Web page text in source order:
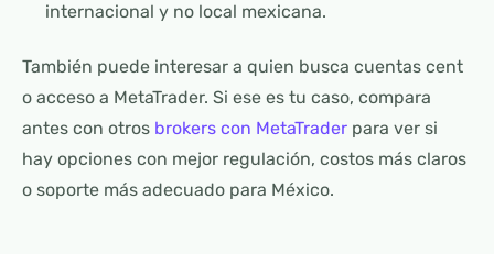
internacional y no local mexicana.
También puede interesar a quien busca cuentas cent
o acceso a MetaTrader. Si ese es tu caso, compara
antes con otros brokers con MetaTrader para ver si
hay opciones con mejor regulación, costos más claros
o soporte más adecuado para México.